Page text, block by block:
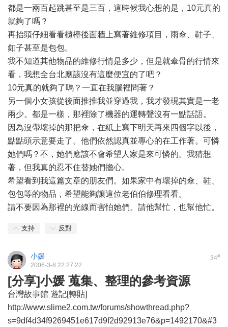
都是一兩百起跳甚至是三百，這時候我心想的是，10元真的
就夠了嗎？
再抬頭仔細看看櫃檯後面牆上寫著維修項目，雨傘、鞋子、
釦子甚至是包包。
我不知道其他物品的維修行情是多少，但是就傘骨的行情來
看，我想全台北應該沒有這麼便宜的了吧？
10元真的就夠了嗎？一直在我腦裡問著？
另一個小女孩從後面推推我並穿過我，我才發現其實是一老
兩少。都是一樣，那裡除了機器的運轉聲沒有一點話語。
因為沒帶壞掉的那把傘，在紙上寫下明天再來四個字以後，
點點頭示意要走了。他們依然認真並專心的在工作著。可憐
她們嗎？不，她們應該不會希望人家是來可憐的。我猜想
著，但我真的忍不住替她們擔心。
希望看到我這篇文章的朋友們。如果家中有壞掉的傘、鞋、
包包等的物品，希望能夠讓這位老伯伯修理看看。
請不要因為那裡的光線而害怕她們。請他幫忙，也幫他忙。
支持 反對
34#
小媛
2006-3-8 22:27:22
[分享]小媛 蒐集、整理的參考資源
台灣故事館 遊記[轉貼]
http://www.slime2.com.tw/forums/showthread.php?
s=9df4d34f9269451e617d9f2d92913e76&p=1492170&#3